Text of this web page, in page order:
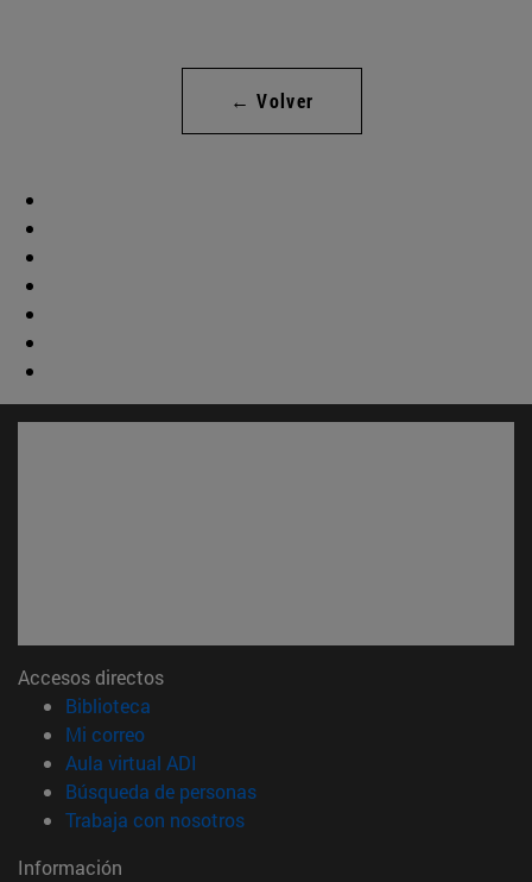
← Volver
Accesos directos
Biblioteca
Mi correo(abre en nueva ventana)
Aula virtual ADI
Búsqueda de personas(abre en nueva ventana)
Trabaja con nosotros(abre en nueva ventana)
Información